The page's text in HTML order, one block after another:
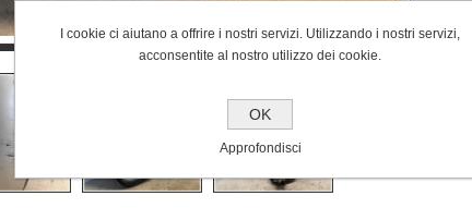
I cookie ci aiutano a offrire i nostri servizi. Utilizzando i nostri servizi,
acconsentite al nostro utilizzo dei cookie.
OK
Approfondisci